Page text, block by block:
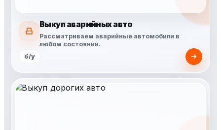
Выкуп аварийных авто
Рассматриваем аварийные автомобили в
любом состоянии.
б/у